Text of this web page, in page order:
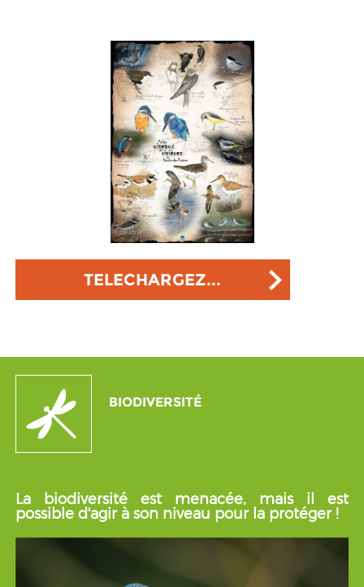
TELECHARGEZ...
BIODIVERSITÉ
La biodiversité est menacée, mais il est
possible d'agir à son niveau pour la protéger !